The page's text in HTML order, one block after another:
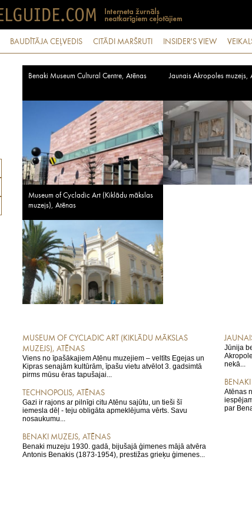
BAUDĪTĀJA CEĻVEDIS CITĀDI MARŠRUTI INSIDER'S VIEW
Benaki Museum Cultural Centre, Atēnas Jaunais Akropoles muzejs,
Museum of Cycladic Art (Kiklādu mākslas
muzejs), Atēnas
MUSEUM OF CYCLADIC ART (KIKLĀDU MĀKSLAS
MUZEJS), ATĒNAS
Viens no īpašākajiem Atēnu muzejiem – veltīts Egejas un
Kipras senajām kultūrām, īpašu vietu atvēlot 3. gadsimtā
pirms mūsu ēras tapušajai...
TECHNOPOLIS, ATĒNAS
Gazi ir rajons ar pilnīgi citu Atēnu sajūtu, un tieši šī
iemesla dēļ - teju obligāta apmeklējuma vērts. Savu
nosaukumu...
BENAKI MUZEJS, ATĒNAS
Benaki muzeju 1930. gadā, bijušajā ģimenes mājā atvēra
Antonis Benakis (1873-1954), prestižas grieķu ģimenes...
Jūnija
nekā...
Atēnas
par